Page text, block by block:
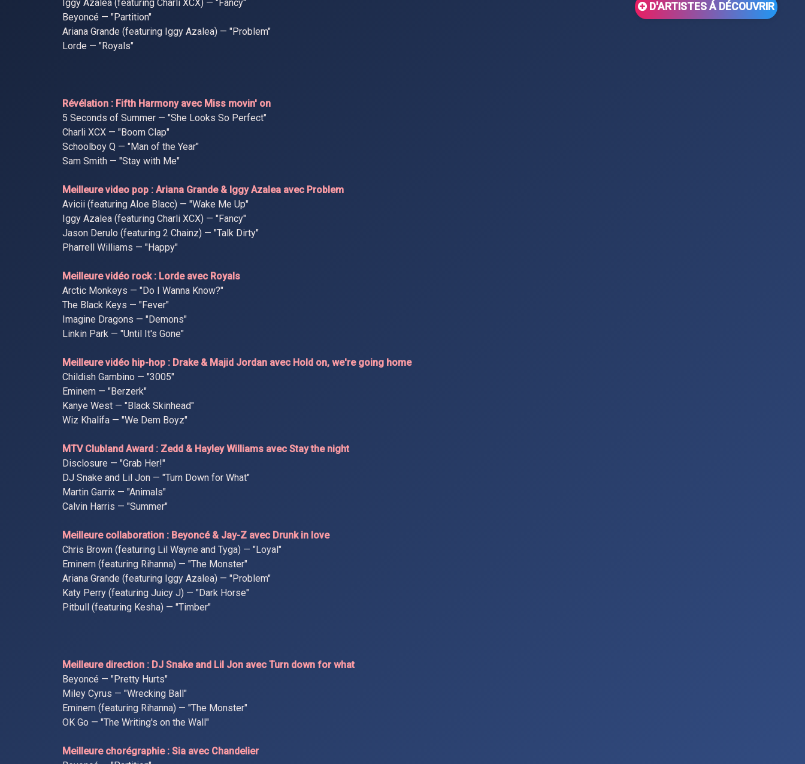
Iggy Azalea (featuring Charli XCX) — "Fancy"
Beyoncé — "Partition"
Ariana Grande (featuring Iggy Azalea) — "Problem"
Lorde — "Royals"
Révélation : Fifth Harmony avec Miss movin' on
5 Seconds of Summer — "She Looks So Perfect"
Charli XCX — "Boom Clap"
Schoolboy Q — "Man of the Year"
Sam Smith — "Stay with Me"
Meilleure video pop : Ariana Grande & Iggy Azalea avec Problem
Avicii (featuring Aloe Blacc) — "Wake Me Up"
Iggy Azalea (featuring Charli XCX) — "Fancy"
Jason Derulo (featuring 2 Chainz) — "Talk Dirty"
Pharrell Williams — "Happy"
Meilleure vidéo rock : Lorde avec Royals
Arctic Monkeys — "Do I Wanna Know?"
The Black Keys — "Fever"
Imagine Dragons — "Demons"
Linkin Park — "Until It's Gone"
Meilleure vidéo hip-hop : Drake & Majid Jordan avec Hold on, we're going home
Childish Gambino — "3005"
Eminem — "Berzerk"
Kanye West — "Black Skinhead"
Wiz Khalifa — "We Dem Boyz"
MTV Clubland Award : Zedd & Hayley Williams avec Stay the night
Disclosure — "Grab Her!"
DJ Snake and Lil Jon — "Turn Down for What"
Martin Garrix — "Animals"
Calvin Harris — "Summer"
Meilleure collaboration : Beyoncé & Jay-Z avec Drunk in love
Chris Brown (featuring Lil Wayne and Tyga) — "Loyal"
Eminem (featuring Rihanna) — "The Monster"
Ariana Grande (featuring Iggy Azalea) — "Problem"
Katy Perry (featuring Juicy J) — "Dark Horse"
Pitbull (featuring Kesha) — "Timber"
Meilleure direction : DJ Snake and Lil Jon avec Turn down for what
Beyoncé — "Pretty Hurts"
Miley Cyrus — "Wrecking Ball"
Eminem (featuring Rihanna) — "The Monster"
OK Go — "The Writing's on the Wall"
Meilleure chorégraphie : Sia avec Chandelier
D'ARTISTES Á DÉCOUVRIR